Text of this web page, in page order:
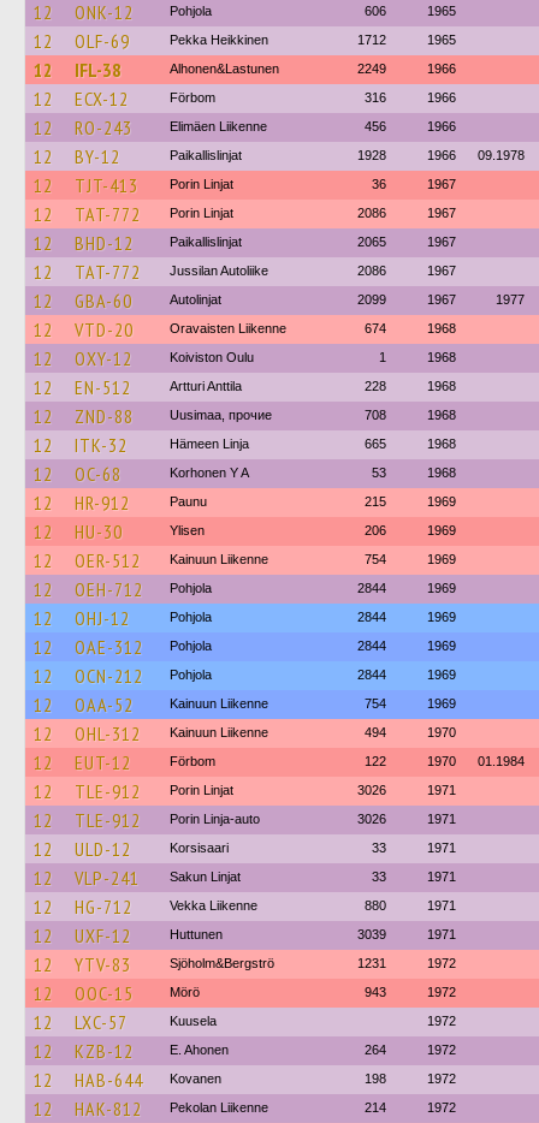
12 ONK-12 Pohjola 606 1965
12 OLF-69 Pekka Heikkinen 1712 1965
12 IFL-38 Alhonen&Lastunen 2249 1966
12 ECX-12 Förbom 316 1966
12 RO-243 Elimäen Liikenne 456 1966
12 BY-12 Paikallislinjat 1928 1966 09.1978
12 TJT-413 Porin Linjat 36 1967
12 TAT-772 Porin Linjat 2086 1967
12 BHD-12 Paikallislinjat 2065 1967
12 TAT-772 Jussilan Autoliike 2086 1967
12 GBA-60 Autolinjat 2099 1967 1977
12 VTD-20 Oravaisten Liikenne 674 1968
12 OXY-12 Koiviston Oulu 1 1968
12 EN-512 Artturi Anttila 228 1968
12 ZND-88 Uusimaa, прочие 708 1968
12 ITK-32 Hämeen Linja 665 1968
12 OC-68 Korhonen Y A 53 1968
12 HR-912 Paunu 215 1969
12 HU-30 Ylisen 206 1969
12 OER-512 Kainuun Liikenne 754 1969
12 OEH-712 Pohjola 2844 1969
12 OHJ-12 Pohjola 2844 1969
12 OAE-312 Pohjola 2844 1969
12 OCN-212 Pohjola 2844 1969
12 OAA-52 Kainuun Liikenne 754 1969
12 OHL-312 Kainuun Liikenne 494 1970
12 EUT-12 Förbom 122 1970 01.1984
12 TLE-912 Porin Linjat 3026 1971
12 TLE-912 Porin Linja-auto 3026 1971
12 ULD-12 Korsisaari 33 1971
12 VLP-241 Sakun Linjat 33 1971
12 HG-712 Vekka Liikenne 880 1971
12 UXF-12 Huttunen 3039 1971
12 YTV-83 Sjöholm&Bergströ 1231 1972
12 OOC-15 Mörö 943 1972
12 LXC-57 Kuusela 1972
12 KZB-12 E. Ahonen 264 1972
12 HAB-644 Kovanen 198 1972
12 HAK-812 Pekolan Liikenne 214 1972